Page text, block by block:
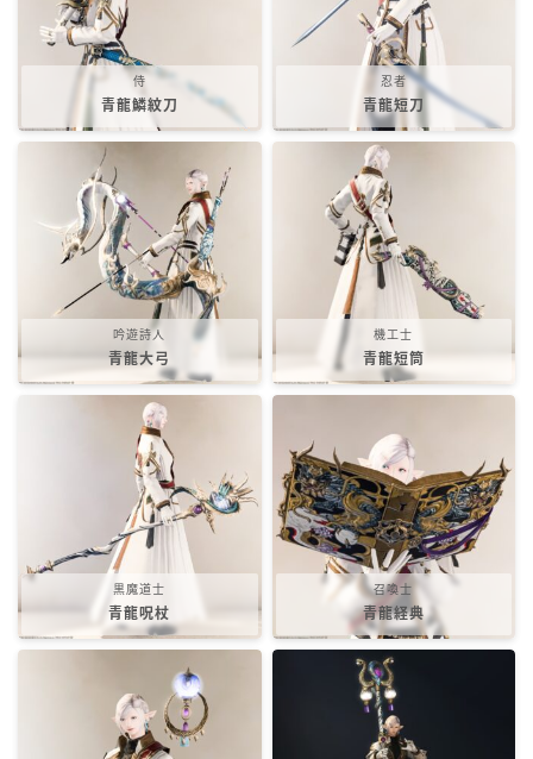
インナーパンツ付きスカート
ショートパンツ
三分丈
四分丈
ハーフパンツ
七分丈
極シタデル・ボズヤ追憶戦
侍
青龍鱗紋刀
忍者
青龍短刀
吟遊詩人
青龍大弓
機工士
青龍短筒
黒魔道士
青龍呪杖
召喚士
青龍経典